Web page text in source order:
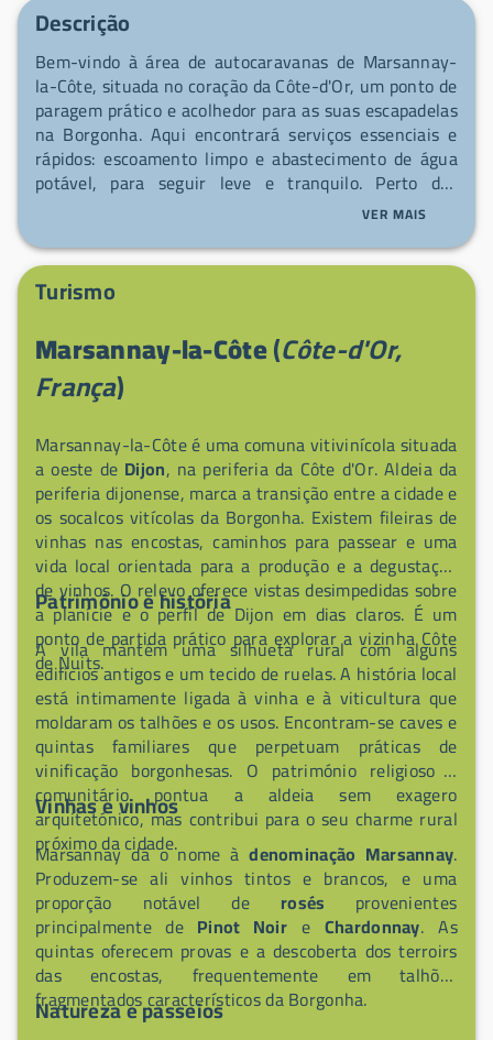
Descrição
Bem-vindo à área de autocaravanas de Marsannay-
la-Côte, situada no coração da Côte-d'Or, um ponto de
paragem prático e acolhedor para as suas escapadelas
na Borgonha. Aqui encontrará serviços essenciais e
rápidos: escoamento limpo e abastecimento de água
potável, para seguir leve e tranquilo. Perto dos
vinhedos e do comércio local, é uma paragem simples
viagem.
VER MAIS
Turismo
Marsannay-la-Côte(Côte-d'Or,
França)
Marsannay-la-Côte é uma comuna vitivinícola situada
a oeste de Dijon, na periferia da Côte d'Or. Aldeia da
periferia dijonense, marca a transição entre a cidade e
os socalcos vitícolas da Borgonha. Existem fileiras de
vinhas nas encostas, caminhos para passear e uma
vida local orientada para a produção e a degustação
de vinhos. O relevo oferece vistas desimpedidas sobre
a planície e o perfil de Dijon em dias claros. É um
ponto de partida prático para explorar a vizinha Côte
de Nuits.
Património e história
A vila mantém uma silhueta rural com alguns
edifícios antigos e um tecido de ruelas. A história local
está intimamente ligada à vinha e à viticultura que
moldaram os talhões e os usos. Encontram-se caves e
quintas familiares que perpetuam práticas de
vinificação borgonhesas. O património religioso e
comunitário pontua a aldeia sem exagero
arquitetónico, mas contribui para o seu charme rural
próximo da cidade.
Vinhas e vinhos
Marsannay dá o nome àdenominação Marsannay.
Produzem-se ali vinhos tintos e brancos, e uma
proporção notável de rosés provenientes
principalmente de Pinot Noire Chardonnay. As
quintas oferecem provas e a descoberta dos terroirs
das encostas, frequentemente em talhões
fragmentados característicos da Borgonha.
Natureza e passeios